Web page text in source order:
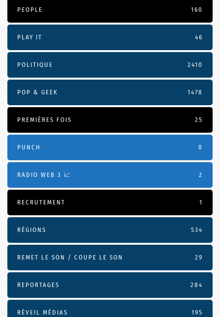
PEOPLE 160
PLAY IT 46
POLITIQUE 2410
POP & GEEK 1478
PREMIÈRES FOIS 25
PUNCH 8
RADIO WEB 3 📈 2
RECRUTEMENT 1
RÉGIONS 534
REMET LE SON / COUPE LE SON 29
REPORTAGES 284
RÉVEIL MÉDIAS 195